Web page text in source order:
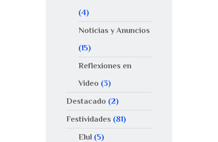
(4)
Noticias y Anuncios
(15)
Reflexiones en
Video (3)
Destacado (2)
Festividades (81)
Elul(5)